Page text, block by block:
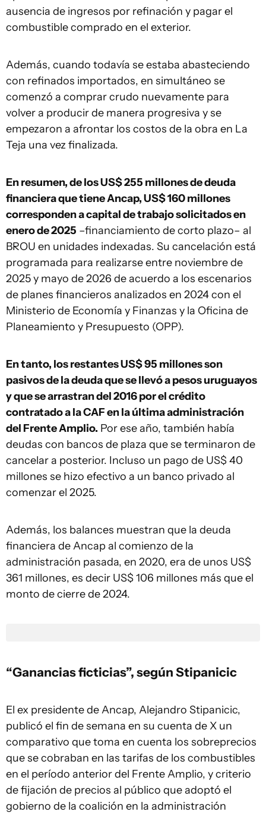
ausencia de ingresos por refinación y pagar el
combustible comprado en el exterior.
Además, cuando todavía se estaba abasteciendo
con refinados importados, en simultáneo se
comenzó a comprar crudo nuevamente para
volver a producir de manera progresiva y se
empezaron a afrontar los costos de la obra en La
Teja una vez finalizada.
En resumen, de los US$ 255 millones de deuda
financiera que tiene Ancap, US$ 160 millones
corresponden a capital de trabajo solicitados en
enero de 2025 –financiamiento de corto plazo– al
BROU en unidades indexadas. Su cancelación está
programada para realizarse entre noviembre de
2025 y mayo de 2026 de acuerdo a los escenarios
de planes financieros analizados en 2024 con el
Ministerio de Economía y Finanzas y la Oficina de
Planeamiento y Presupuesto (OPP).
En tanto, los restantes US$ 95 millones son
pasivos de la deuda que se llevó a pesos uruguayos
y que se arrastran del 2016 por el crédito
contratado a la CAF en la última administración
del Frente Amplio. Por ese año, también había
deudas con bancos de plaza que se terminaron de
cancelar a posterior. Incluso un pago de US$ 40
millones se hizo efectivo a un banco privado al
comenzar el 2025.
Además, los balances muestran que la deuda
financiera de Ancap al comienzo de la
administración pasada, en 2020, era de unos US$
361 millones, es decir US$ 106 millones más que el
monto de cierre de 2024.
“Ganancias ficticias”, según Stipanicic
El ex presidente de Ancap, Alejandro Stipanicic,
publicó el fin de semana en su cuenta de X un
comparativo que toma en cuenta los sobreprecios
que se cobraban en las tarifas de los combustibles
en el período anterior del Frente Amplio, y criterio
de fijación de precios al público que adoptó el
gobierno de la coalición en la administración